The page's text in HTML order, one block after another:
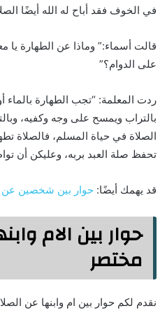
في الخوف فقد أباح له الله أيضًا
قالت أسماء:” وماذا عن الطهارة يا
على الدوام؟”
ردت المعلمة: “تجب الطهارة بالماء
بالتراب ويمسح على وجه وكفيه،
الصلاة في حياة المسلم، فالصلاة
تحفظ صلة العبد بربه، وعليكن أن
قد يهمك أيضًا: حوار بين شخصين عن
حوار بين الام
مختصر
نقدم لكم حوار بين ام وابنها عن